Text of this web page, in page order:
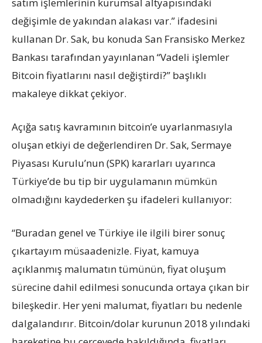
satım işlemlerinin kurumsal altyapısındaki
değişimle de yakından alakası var.” ifadesini
kullanan Dr. Sak, bu konuda San Fransisko Merkez
Bankası tarafından yayınlanan “Vadeli işlemler
Bitcoin fiyatlarını nasıl değiştirdi?” başlıklı
makaleye dikkat çekiyor.
Açığa satış kavramının bitcoin’e uyarlanmasıyla
oluşan etkiyi de değerlendiren Dr. Sak, Sermaye
Piyasası Kurulu’nun (SPK) kararları uyarınca
Türkiye’de bu tip bir uygulamanın mümkün
olmadığını kaydederken şu ifadeleri kullanıyor:
“Buradan genel ve Türkiye ile ilgili birer sonuç
çıkartayım müsaadenizle. Fiyat, kamuya
açıklanmış malumatın tümünün, fiyat oluşum
sürecine dahil edilmesi sonucunda ortaya çıkan bir
bileşkedir. Her yeni malumat, fiyatları bu nedenle
dalgalandırır. Bitcoin/dolar kurunun 2018 yılındaki